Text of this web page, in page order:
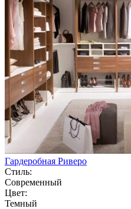
Гардеробная Риверо
Стиль:
Современный
Цвет:
Темный